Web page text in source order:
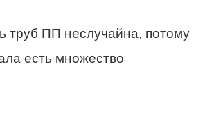
труб ПП неслучайна, потому
есть множество